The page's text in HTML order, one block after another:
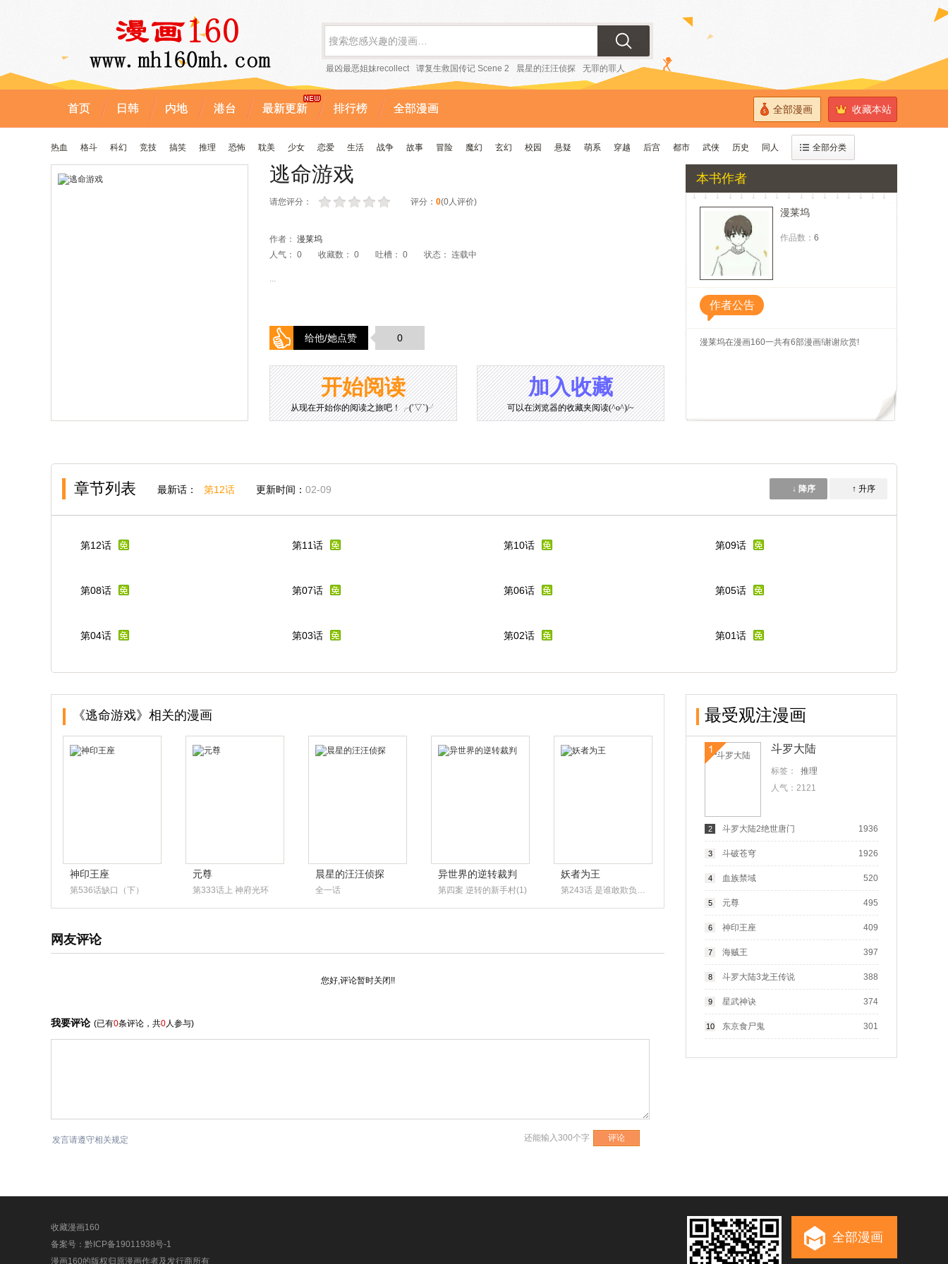
最凶最恶姐妹recollect 谭复生救国传记 Scene 2 晨星的汪汪侦探 无罪的罪人
首页 日韩 内地 港台 最新更新 排行榜 全部漫画 收藏本站
全部漫画
热血 格斗 科幻 竞技 搞笑 推理 恐怖 耽美 少女 恋爱 生活 战争 故事 冒险 魔幻 玄幻 校园 悬疑 萌系 穿越 后宫 都市 武侠 历史 同人 全部分类
逃命游戏
请您评分： 评分： 0(0人评价)
作者： 漫莱坞
人气： 0 收藏数： 0 吐槽： 0 状态： 连载中
...
给他/她点赞 0
开始阅读
从现在开始你的阅读之旅吧！╭(′▽`)╯
加入收藏
可以在浏览器的收藏夹阅读(^o^)/~
本书作者
漫莱坞
作品数： 6
作者公告
漫莱坞在漫画160一共有6部漫画!谢谢欣赏!
章节列表 最新话： 第12话 更新时间： 02-09 ↓ 降序 ↑ 升序
第12话 第11话 第10话 第09话
第08话 第07话 第06话 第05话
第04话 第03话 第02话 第01话
《逃命游戏》相关的漫画
神印王座
第536话缺口（下）
元尊
第333话上 神府光环
晨星的汪汪侦探
全一话
异世界的逆转裁判
第四案 逆转的新手村(1)
妖者为王
第243话 是谁敢欺负我家幼稚
网友评论
您好,评论暂时关闭!!
我要评论 (已有0条评论，共0人参与)
发言请遵守相关规定 还能输入300个字
最受观注漫画
斗罗大陆
标签：
推理
人气： 2121
2 斗罗大陆2绝世唐门 1936
3 斗破苍穹 1926
4 血族禁域 520
5 元尊 495
6 神印王座 409
7 海贼王 397
8 斗罗大陆3龙王传说 388
9 星武神诀 374
10 东京食尸鬼 301
收藏漫画160
备案号： 黔ICP备19011938号-1
漫画160的版权归原漫画作者及发行商所有
全部漫画